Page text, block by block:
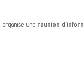
organise une réunion